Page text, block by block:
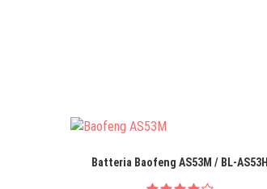
Batteria Baofeng AS53M / BL-AS53H